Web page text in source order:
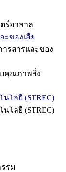
ร์ฮาลาล
ะของเสีย
ารสารและของ
คุณภาพสิ่ง
โลยี (STREC)
โลยี (STREC)
รม